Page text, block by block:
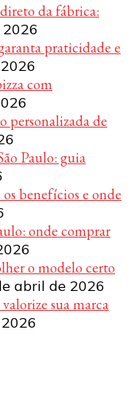
da fábrica:
praticidade e
com
personalizada de
Paulo: guia
benefícios e onde
onde comprar
o modelo certo
abril de 2026
sua marca